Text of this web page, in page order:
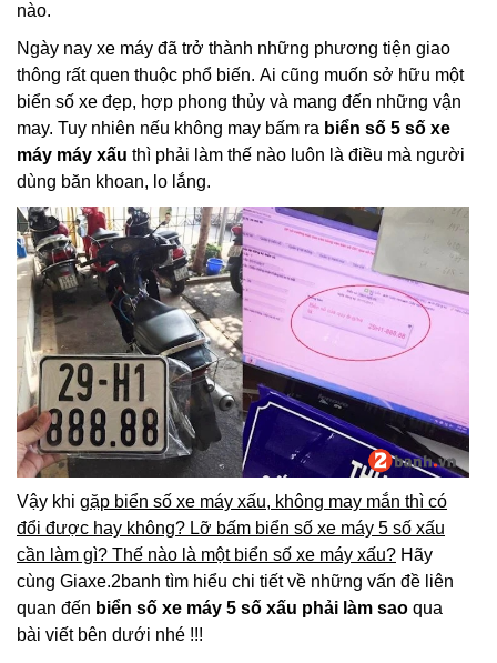
nào.
Ngày nay xe máy đã trở thành những phương tiện giao
thông rất quen thuộc phổ biến. Ai cũng muốn sở hữu một
biển số xe đẹp, hợp phong thủy và mang đến những vận
may. Tuy nhiên nếu không may bấm ra biển số 5 số xe
máy máy xấu thì phải làm thế nào luôn là điều mà người
dùng băn khoan, lo lắng.
Vậy khi gặp biển số xe máy xấu, không may mắn thì có
đổi được hay không? Lỡ bấm biển số xe máy 5 số xấu
cần làm gì? Thế nào là một biển số xe máy xấu? Hãy
cùng Giaxe.2banh tìm hiểu chi tiết về những vấn đề liên
quan đến biển số xe máy 5 số xấu phải làm sao qua
bài viết bên dưới nhé !!!